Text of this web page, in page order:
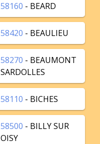
58160 - BEARD
58420 - BEAULIEU
58270 - BEAUMONT
SARDOLLES
58110 - BICHES
58500 - BILLY SUR
OISY